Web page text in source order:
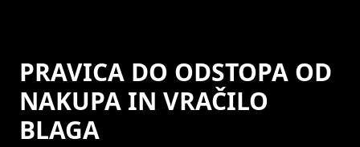
PRAVICA DO ODSTOPA OD
NAKUPA IN VRAČILO
BLAGA